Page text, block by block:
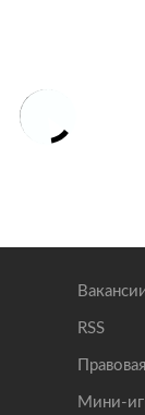
RSS
Мини-